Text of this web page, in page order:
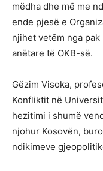
mëdha dhe më me
ende pjesë e
njihet vetëm nga
anëtare të OKB-së.
Gëzim Visoka,
Konfliktit në
hezitimi i shumë
njohur Kosovën,
ndikimeve